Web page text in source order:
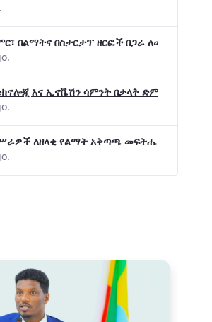
በልማትና በስታርታፕ ዘርፎች በጋራ ለመስራት መከሩ፡፡
ቴክኖሎጂ እና ኢኖቬሽን ሳምንት በታላቅ ድምቀት
ሥራዎች ለዘላቂ የልማት አቅጣጫ መፍትሔ ጠቋሚ